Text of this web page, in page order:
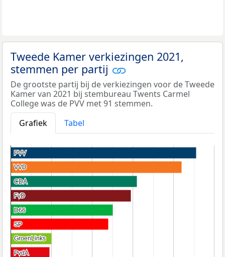
Tweede Kamer verkiezingen 2021,
stemmen per partij
De grootste partij bij de verkiezingen voor de Tweede
Kamer van 2021 bij stembureau Twents Carmel
College was de PVV met 91 stemmen.
Grafiek
Tabel
PVV
PVV
VVD
VVD
CDA
CDA
FvD
FvD
D66
D66
SP
SP
GroenLinks
GroenLinks
PvdA
PvdA